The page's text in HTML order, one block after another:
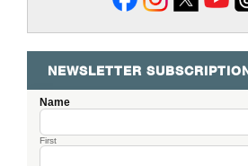
NEWSLETTER
Name
First